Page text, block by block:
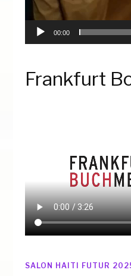
00:00
Frankfurt
SALON HAITI FUTUR